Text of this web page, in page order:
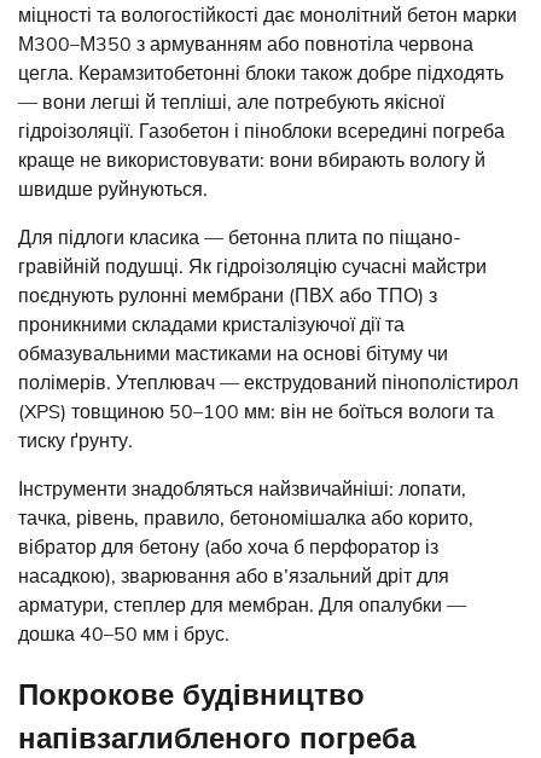
міцності та вологостійкості дає монолітний бетон марки
М300–М350 з армуванням або повнотіла червона
цегла. Керамзитобетонні блоки також добре підходять
— вони легші й тепліші, але потребують якісної
гідроізоляції. Газобетон і піноблоки всередині погреба
краще не використовувати: вони вбирають вологу й
швидше руйнуються.
Для підлоги класика — бетонна плита по піщано-
гравійній подушці. Як гідроізоляцію сучасні майстри
поєднують рулонні мембрани (ПВХ або ТПО) з
проникними складами кристалізуючої дії та
обмазувальними мастиками на основі бітуму чи
полімерів. Утеплювач — екструдований пінополістирол
(XPS) товщиною 50–100 мм: він не боїться вологи та
тиску ґрунту.
Інструменти знадобляться найзвичайніші: лопати,
тачка, рівень, правило, бетономішалка або корито,
вібратор для бетону (або хоча б перфоратор із
насадкою), зварювання або в’язальний дріт для
арматури, степлер для мембран. Для опалубки —
дошка 40–50 мм і брус.
Покрокове будівництво
напівзаглибленого погреба